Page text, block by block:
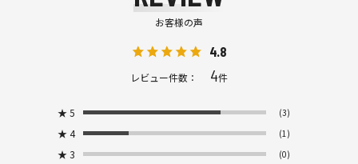
お客様の声
4.8
レビュー件数： 4件
★ 5 (3)
★ 4 (1)
★ 3 (0)